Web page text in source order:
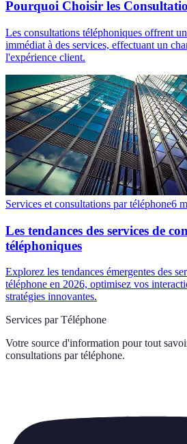
Pourquoi Choisir les
Les consultations téléphoniques offrent
immédiat à des services, effectuant un
l'expérience client.
Services et consultations par téléphone6
Les tendances des services de
téléphoniques
Explorez les tendances émergentes des
téléphone en 2026, optimisez vos
stratégies innovantes.
Services par Téléphone
Votre source d'information pour tout
consultations par téléphone.